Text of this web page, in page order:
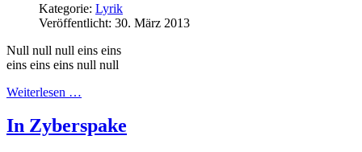
Kategorie: Lyrik
Veröffentlicht: 30. März 2013
Null null null eins eins
eins eins eins null null
Weiterlesen …
In Zyberspake